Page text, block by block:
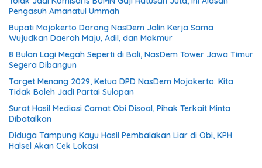
Pengasuh Amanatul Ummah
Bupati Mojokerto Dorong NasDem Jalin Kerja Sama
Wujudkan Daerah Maju, Adil, dan Makmur
8 Bulan Lagi Megah Seperti di Bali, NasDem Tower Jawa Timur
Segera Dibangun
Target Menang 2029, Ketua DPD NasDem Mojokerto: Kita
Tidak Boleh Jadi Partai Sulapan
Surat Hasil Mediasi Camat Obi Disoal, Pihak Terkait Minta
Dibatalkan
Diduga Tampung Kayu Hasil Pembalakan Liar di Obi, KPH
Halsel Akan Cek Lokasi